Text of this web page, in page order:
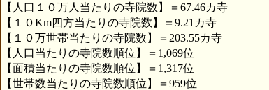
【人口１０万人当たりの寺院数】＝67.46カ寺
【１０Km四方当たりの寺院数】＝9.21カ寺
【１０万世帯当たりの寺院数】＝203.55カ寺
【人口当たりの寺院数順位】＝1,069位
【面積当たりの寺院数順位】＝1,317位
【世帯数当たりの寺院数順位】＝959位